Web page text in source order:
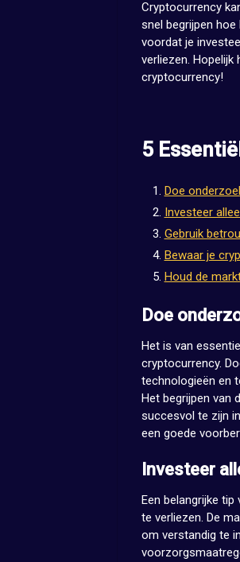
Cryptocurrency
snel begrijpen
voordat je
verliezen.
cryptocurrency!
5
Doe
Investeer
Gebruik
Bewaar je
Houd de
Doe
Het is van
cryptocurrency.
technologieën en
Het begrijpen van
succesvol te zijn
een goede
Investeer
Een belangrijke
te verliezen. De
om verstandig te